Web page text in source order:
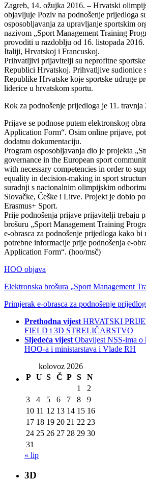
Zagreb, 14. ožujka 2016. – Hrvatski
objavljuje Poziv na podnošenje prijedloga
osposobljavanja za upravljanje sportskim
nazivom „Sport Management Training
provoditi u razdoblju od 16. listopada
Italiji, Hrvatskoj i Francuskoj.
Prihvatljivi prijavitelji su neprofitne sportske
Republici Hrvatskoj. Prihvatljive sudionice
Republike Hrvatske koje sportske udruge
liderice u hrvatskom sportu.
Rok za podnošenje prijedloga je 11. travnja
Prijave se podnose putem elektronskog
Application Form“. Osim online prijave,
dodatnu dokumentaciju.
Program osposobljavanja dio je projekta
governance in the European sport
with necessary competencies in order to
equality in decision-making in sport
suradnji s nacionalnim olimpijskim
Slovačke, Češke i Litve. Projekt je dobio
Erasmus+ Sport.
Prije podnošenja prijave prijavitelji trebaju
brošuru „Sport Management Training
e-obrasca za podnošenje prijedloga kako
potrebne informacije prije podnošenja e-
Application Form“. (hoo/msč)
HOO objava
Elektronska brošura „Sport Management
Primjerak e-obrasca za podnošenje
Prethodna vijest HRVATSKI
FIELD i 3D STRELIČARSTVO
Sljedeća vijest Obavijest NSS-ima o
HOO-a i ministarstava i Vlade RH
kolovoz 2026
P U S Č P S
N
1
2
3
4 5 6 7 8
9
10 11 12 13 14 15 16
17 18 19 20 21 22 23
24 25 26 27 28 29 30
31
« lip
3D